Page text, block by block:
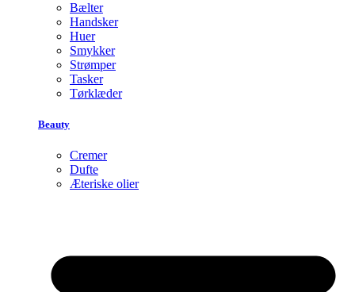
Bælter
Handsker
Huer
Smykker
Strømper
Tasker
Tørklæder
Beauty
Cremer
Dufte
Æteriske olier